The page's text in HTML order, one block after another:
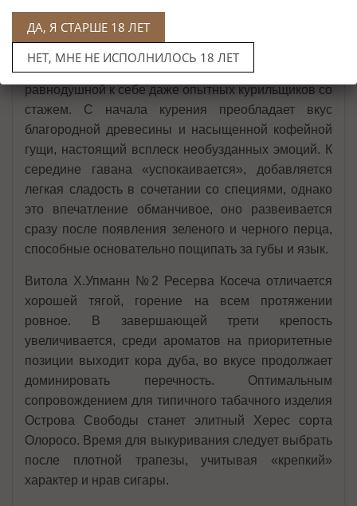
любопытная, эмоциональная и чувственная.
Существует множество эпитетов, которыми
бренда, в любой ситуации она не оставит
равнодушной к себе даже опытных курильщиков со
стажем. С начала курения преобладает вкус
благородной древесины и насыщенной кофейной
гущи, настоящий всплеск необузданных эмоций. К
середине гавана «успокаивается», добавляется
легкая сладость в сочетании со специями, однако
это впечатление обманчивое, оно развеивается
сразу после появления зеленого и черного перца,
способные основательно пощипать за губы и язык.
Витола Х.Упманн №2 Ресерва Косеча отличается
хорошей тягой, горение на всем протяжении
ровное. В завершающей трети крепость
увеличивается, среди ароматов на приоритетные
позиции выходит кора дуба, во вкусе продолжает
доминировать перечность. Оптимальным
сопровождением для типичного табачного изделия
Острова Свободы станет элитный Херес сорта
Олоросо. Время для выкуривания следует выбрать
после плотной трапезы, учитывая «крепкий»
характер и нрав сигары.
ДА, Я СТАРШЕ 18 ЛЕТ
НЕТ, МНЕ НЕ ИСПОЛНИЛОСЬ 18 ЛЕТ